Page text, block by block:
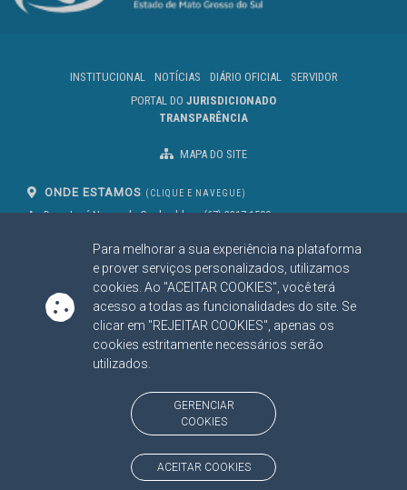
Para melhorar a sua experiência na plataforma
e prover serviços personalizados, utilizamos
cookies. Ao "ACEITAR COOKIES", você terá
acesso a todas as funcionalidades do site. Se
clicar em "REJEITAR COOKIES", apenas os
cookies estritamente necessários serão
utilizados.
GERENCIAR
COOKIES
ACEITAR COOKIES
INSTITUCIONAL NOTÍCIAS DIÁRIO OFICIAL
SERVIDOR
PORTAL DO JURISDICIONADO
TRANSPARÊNCIA
MAPA DO SITE
ONDE ESTAMOS (CLIQUE E NAVEGUE)
Av. Des. José Nunes da Cunha, bloco
Campo Grande/MS
CEP: 79031-310
(67) 3317-1500
SIGA NOSSAS REDES SOCIAIS
Linked InYoutube
Facebook
X
BAIXE NOSSO APLICATIVO